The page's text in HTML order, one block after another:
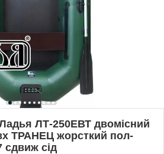
ЛТ-250ЕВТ двомісний
ТРАНЕЦ жорсткий пол-
сдвиж сід